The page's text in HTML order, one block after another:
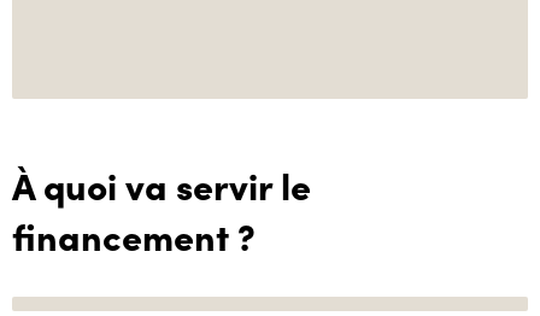
À quoi va servir le
financement ?